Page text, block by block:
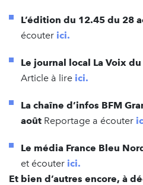
L’édition du 12.45 du 28
écouter ici.
Le journal local La Voix
Article à lire ici.
La chaîne d’infos BFM
août Reportage a écouter
Le média France Bleu
et écouter ici.
Et bien d’autres encore, à